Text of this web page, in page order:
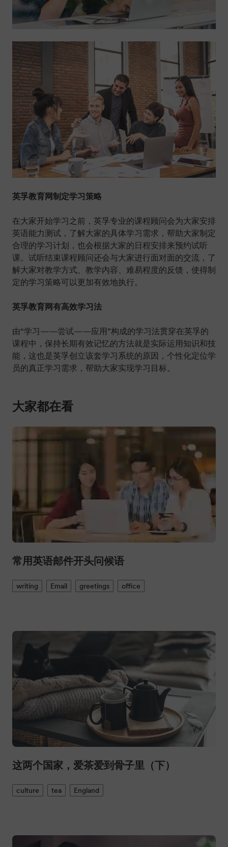
英孚教育网制定学习策略
在大家开始学习之前，英孚专业的课程顾问会为大家安排
英语能力测试，了解大家的具体学习需求，帮助大家制定
合理的学习计划，也会根据大家的日程安排来预约试听
课。试听结束课程顾问还会与大家进行面对面的交流，了
解大家对教学方式、教学内容、难易程度的反馈，使得制
定的学习策略可以更加有效地执行。
英孚教育网有高效学习法
由“学习——尝试——应用”构成的学习法贯穿在英孚的
课程中，保持长期有效记忆的方法就是实际运用知识和技
能，这也是英孚创立该套学习系统的原因，个性化定位学
员的真正学习需求，帮助大家实现学习目标。
常用英语邮件开头问候语
writing Email greetings office
这两个国家，爱茶爱到骨子里（下）
culture tea England